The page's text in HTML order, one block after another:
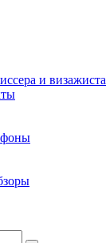
и визажиста
фоны